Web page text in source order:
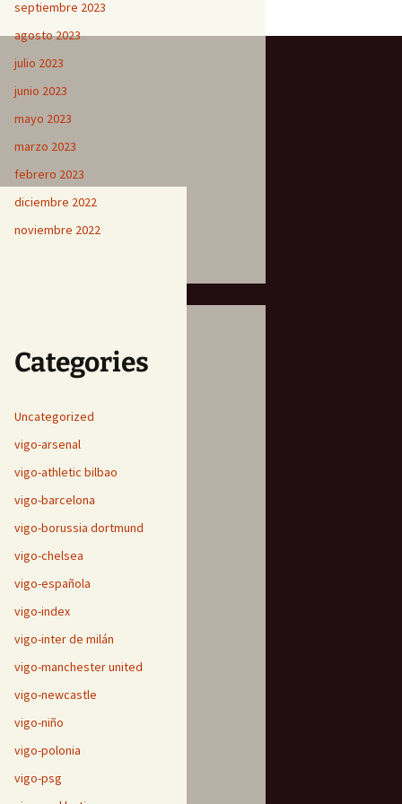
septiembre 2023
agosto 2023
julio 2023
junio 2023
mayo 2023
marzo 2023
febrero 2023
diciembre 2022
noviembre 2022
Categories
Uncategorized
vigo-arsenal
vigo-athletic bilbao
vigo-barcelona
vigo-borussia dortmund
vigo-chelsea
vigo-española
vigo-index
vigo-inter de milán
vigo-manchester united
vigo-newcastle
vigo-niño
vigo-polonia
vigo-psg